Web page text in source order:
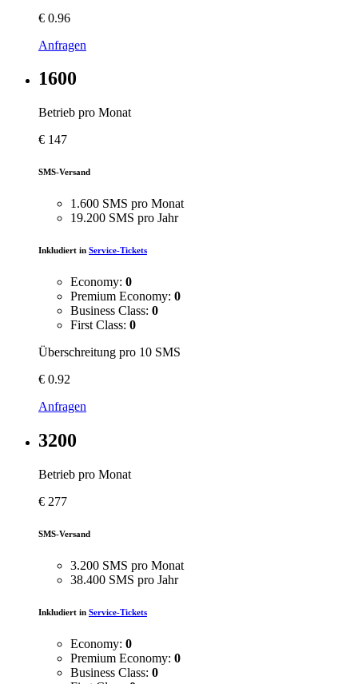
€ 0.96
Anfragen
1600
Betrieb pro Monat
€ 147
SMS-Versand
1.600 SMS pro Monat
19.200 SMS pro Jahr
Inkludiert in Service-Tickets
Economy: 0
Premium Economy: 0
Business Class: 0
First Class: 0
Überschreitung pro 10 SMS
€ 0.92
Anfragen
3200
Betrieb pro Monat
€ 277
SMS-Versand
3.200 SMS pro Monat
38.400 SMS pro Jahr
Inkludiert in Service-Tickets
Economy: 0
Premium Economy: 0
Business Class: 0